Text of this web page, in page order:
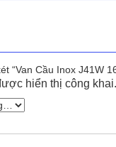
“Van Cầu Inox J41W
hiển thị công khai.